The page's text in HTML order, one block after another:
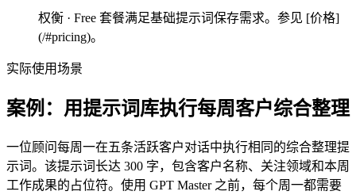
权衡 · Free 套餐满足基础提示词保存需求。参见 [价格]
(/#pricing)。
实际使用场景
案例：用提示词库执行每周客户综合整理
一位顾问每周一在五条活跃客户对话中执行相同的综合整理提
示词。该提示词长达 300 字，包含客户名称、关注领域和本周
工作成果的占位符。使用 GPT Master 之前，每个周一都需要